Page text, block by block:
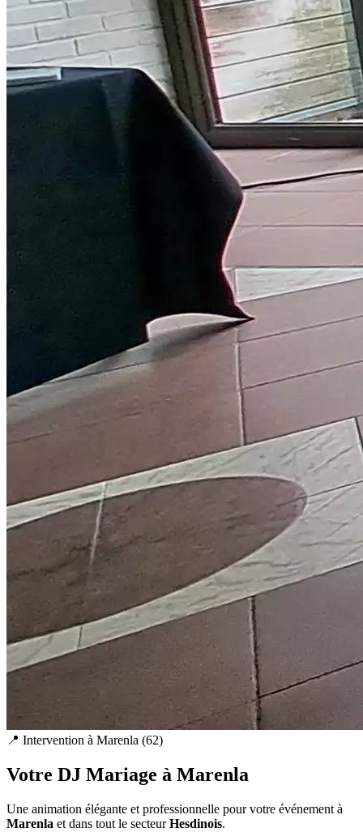
📍 Intervention à Marenla (62)
Votre DJ Mariage à Marenla
Une animation élégante et professionnelle pour votre événement à
Marenla et dans tout le secteurHesdinois.